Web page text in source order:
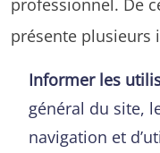
présente plusieurs
Informer les
général du site,
navigation et